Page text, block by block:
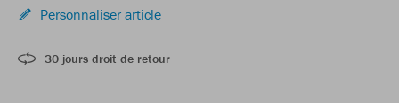
Personnaliser article
30 jours droit de retour